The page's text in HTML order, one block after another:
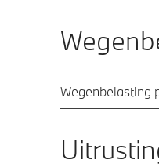
Wegenbelasting